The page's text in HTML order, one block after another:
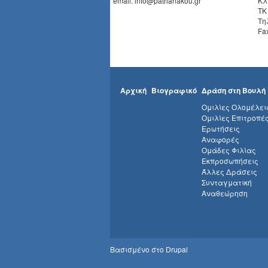
Αρχική Βιογραφικό Δράση στη Βουλή
Ομιλίες
Ομιλίες
Ερωτήσεις
Αναφορές
Ομάδες Φιλίας
Εκπροσωπήσεις
Άλλες Δράσεις
Συνταγματική
Αναθεώρηση
Βασισμένο στο Drupal